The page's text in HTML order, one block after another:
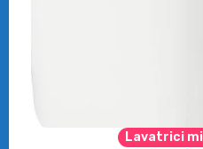
Lavatrici